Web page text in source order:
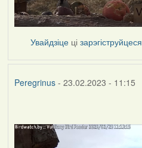
Увайдзіце цізарэгіструйцеся
Peregrinus- 23.02.2023 - 11:15